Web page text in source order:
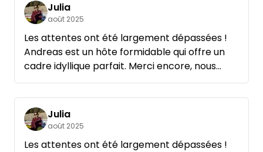
Julia
août 2025
Les attentes ont été largement dépassées !
Andreas est un hôte formidable qui offre un
cadre idyllique parfait. Merci encore, nous
reviendrons sans aucun doute !
Julia
août 2025
Les attentes ont été largement dépassées !